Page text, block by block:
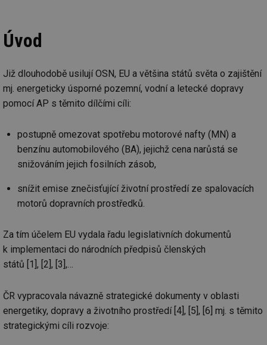
Úvod
Již dlouhodobě usilují OSN, EU a většina států světa o zajištění
mj. energeticky úsporné pozemní, vodní a letecké dopravy
pomocí AP s těmito dílčími cíli:
postupně omezovat spotřebu motorové nafty (MN) a
benzínu automobilového (BA), jejichž cena narůstá se
snižováním jejich fosilních zásob,
snížit emise znečisťující životní prostředí ze spalovacích
motorů dopravních prostředků.
Za tím účelem EU vydala řadu legislativních dokumentů
k implementaci do národních předpisů členských
států [1], [2], [3],…
ČR vypracovala návazně strategické dokumenty v oblasti
energetiky, dopravy a životního prostředí [4], [5], [6] mj. s těmito
strategickými cíli rozvoje: